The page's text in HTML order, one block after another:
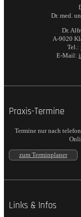
Dr. med.
Dr.
A-9020
Tel.:
E-Mail:
Praxis-Termine
Termine nur nach
zum Terminplaner
Links & Infos